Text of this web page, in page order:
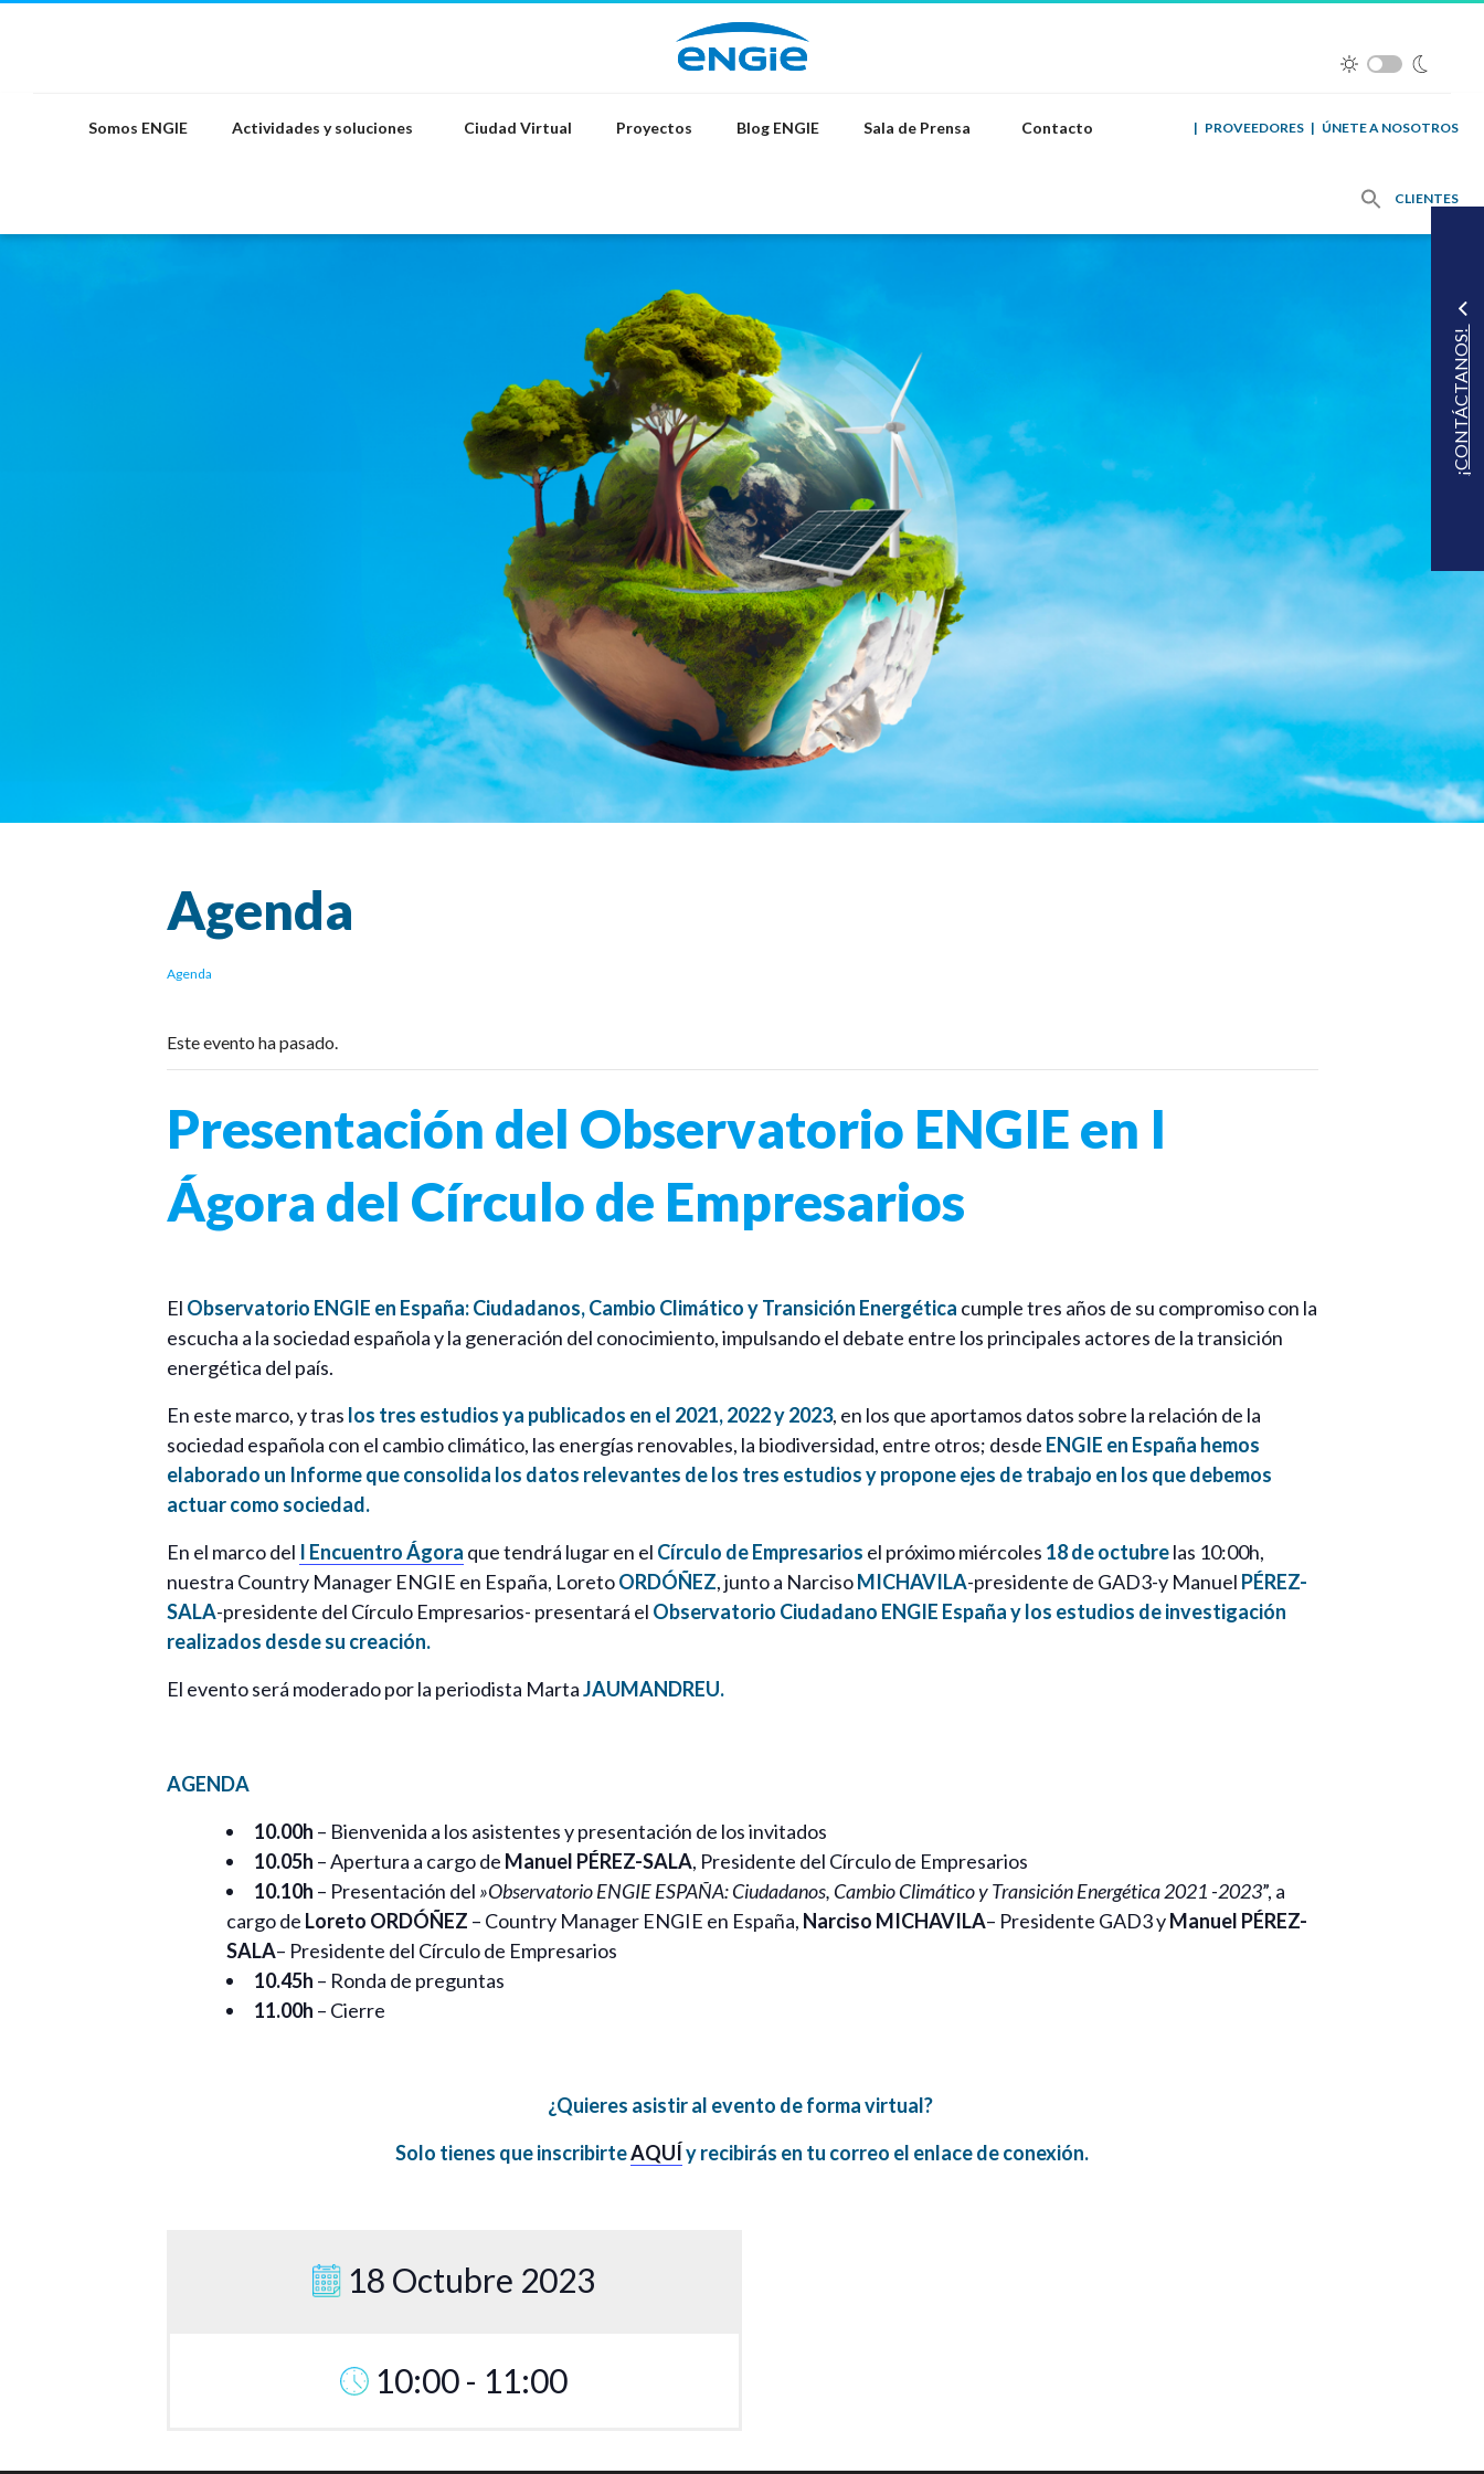
Somos ENGIE Actividades y soluciones Ciudad Virtual Proyectos Blog ENGIE Sala de Prensa Contacto ÚNETE A NOSOTROS
|
PROVEEDORES
|
CLIENTES
¡CONTÁCTANOS!
Agenda
Agenda
Este evento ha pasado.
Presentación del Observatorio ENGIE en I
Ágora del Círculo de Empresarios
El Observatorio ENGIE en España: Ciudadanos, Cambio Climático y Transición Energética cumple tres años de su compromiso con la
escucha a la sociedad española y la generación del conocimiento, impulsando el debate entre los principales actores de la transición
energética del país.
En este marco, y tras los tres estudios ya publicados en el 2021, 2022 y 2023, en los que aportamos datos sobre la relación de la
sociedad española con el cambio climático, las energías renovables, la biodiversidad, entre otros; desde ENGIE en España hemos
elaborado un Informe que consolida los datos relevantes de los tres estudios y propone ejes de trabajo en los que debemos
actuar como sociedad.
En el marco del I Encuentro Ágora que tendrá lugar en el Círculo de Empresarios el próximo miércoles 18 de octubrelas 10:00h,
nuestra Country Manager ENGIE en España, LoretoORDÓÑEZ, junto a NarcisoMICHAVILA-presidente de GAD3-y Manuel PÉREZ-
SALA-presidente del Círculo Empresarios- presentará el Observatorio Ciudadano ENGIE España y los estudios de investigación
realizados desde su creación.
El evento será moderado por la periodista MartaJAUMANDREU.
AGENDA
10.00h – Bienvenida a los asistentes y presentación de los invitados
10.05h – Apertura a cargo de Manuel PÉREZ-SALA, Presidente del Círculo de Empresarios
10.10h – Presentación del »Observatorio ENGIE ESPAÑA: Ciudadanos, Cambio Climático y Transición Energética 2021 -2023”, a
cargo de Loreto ORDÓÑEZ – Country Manager ENGIE en España, Narciso MICHAVILA– Presidente GAD3 yManuel PÉREZ-
SALA– Presidente del Círculo de Empresarios
10.45h – Ronda de preguntas
11.00h – Cierre
¿Quieres asistir al evento de forma virtual?
Solo tienes que inscribirteAQUÍy recibirás en tu correo el enlace de conexión.
18 Octubre 2023
10:00 - 11:00